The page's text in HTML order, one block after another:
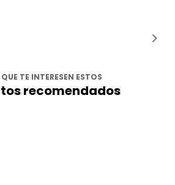
QUE TE INTERESEN ESTOS
recomendados